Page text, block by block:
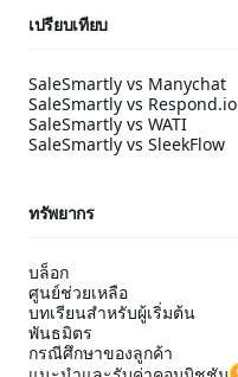
เปรียบเทียบ
SaleSmartly vs Manychat
SaleSmartly vs Respond.io
SaleSmartly vs WATI
SaleSmartly vs SleekFlow
ทรัพยากร
บล็อก
ศูนย์ช่วยเหลือ
บทเรียนสำหรับผู้เริ่มต้น
พันธมิตร
กรณีศึกษาของลูกค้า